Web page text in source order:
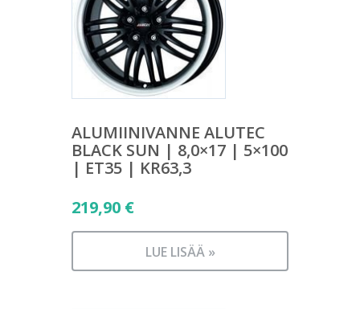
ALUMIINIVANNE ALUTEC
BLACK SUN | 8,0×17 | 5×100
| ET35 | KR63,3
219,90 €
LUE LISÄÄ »